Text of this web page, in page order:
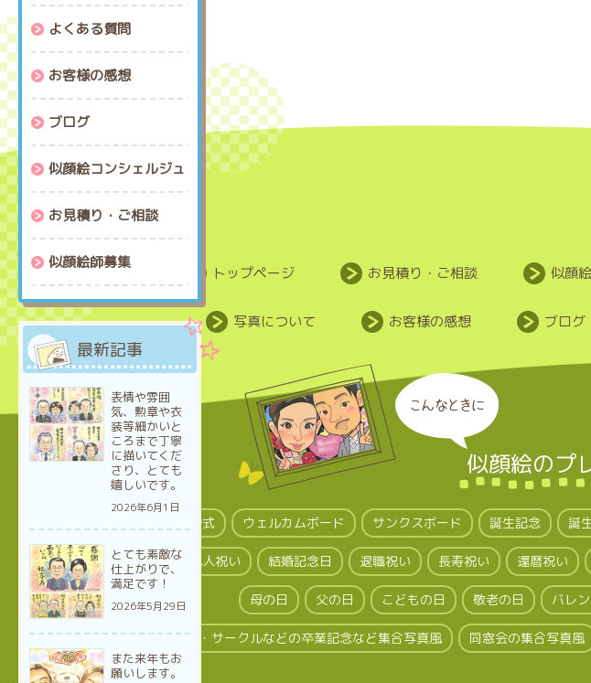
よくある質問
お客様の感想
ブログ
似顔絵コンシェルジュ
お見積り・ご相談
似顔絵師募集
最新記事
表情や雰囲
気、勲章や衣
装等細かいと
ころまで丁寧
に描いてくだ
さり、とても
嬉しいです。
2026年6月1日
とても素敵な
仕上がりで、
満足です！
2026年5月29日
また来年もお
願いします。
トップページ お見積り・ご相談 似顔
写真について お客様の感想 ブログ
こんなときに
似顔絵のプ
結婚式 ウェルカムボード サンクスボード 誕生記念 誕
成人祝い 結婚記念日 退職祝い 長寿祝い 還暦祝い
母の日 父の日 こどもの日 敬老の日 バレ
クラス・サークルなどの卒業記念など集合写真風 同窓会の集合写真風